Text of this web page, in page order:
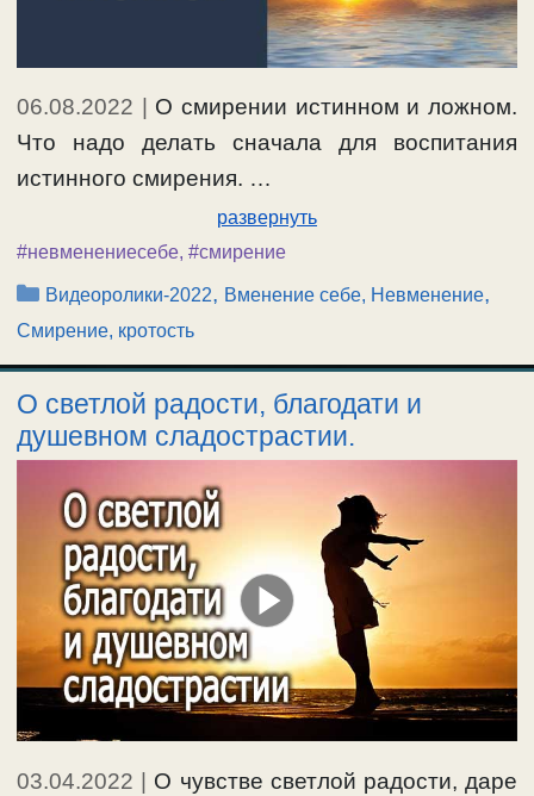
06.08.2022
О смирении истинном и ложном.
Что надо делать сначала для воспитания
истинного смирения. …
развернуть
#невменениесебе, #смирение
Рубрики
Видеоролики-2022, Вменение себе, Невменение,
Смирение, кротость
О светлой радости, благодати и
душевном сладострастии.
03.04.2022 | О чувстве светлой радости, даре